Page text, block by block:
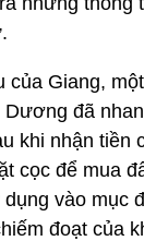
của Giang,
đã
khi nhận tiền
cọc để mua
vào mục
đoạt của